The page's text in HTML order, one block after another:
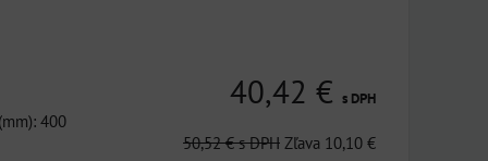
400
40,42 € s DPH
50,52 €s DPH Zľava 10,10 €